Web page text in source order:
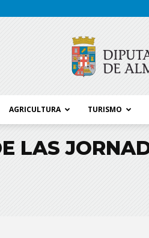
AGRICULTURA TURISMO
LAS